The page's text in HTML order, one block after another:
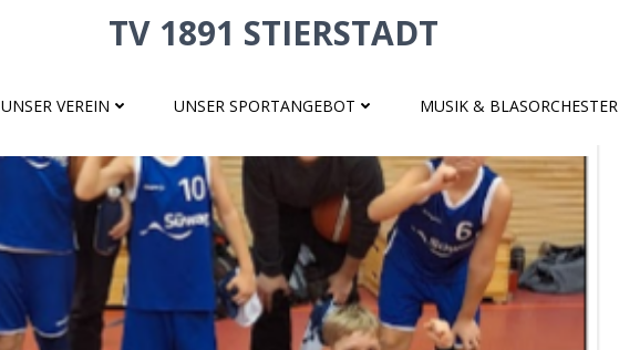
TV 1891 STIERSTADT
UNSER VEREIN UNSER SPORTANGEBOT MUSIK & BLASORCHESTER